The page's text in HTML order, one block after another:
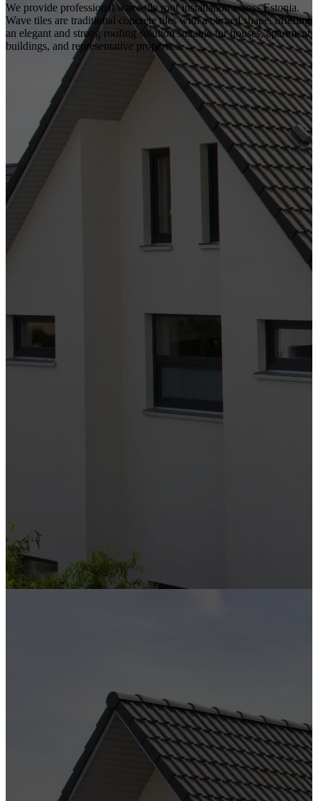
We provide professional wave tile roof installation across Estonia.
Wave tiles are traditional concrete tiles with a curved shape, offering
an elegant and strong roofing solution suitable for houses, apartment
buildings, and representative properties.